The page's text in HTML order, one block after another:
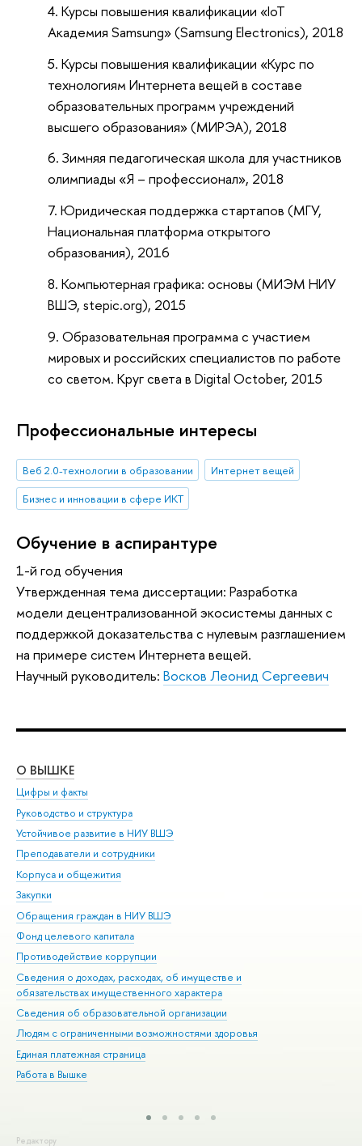
Курсы повышения квалификации «IoT
Академия Samsung» (Samsung Electronics), 2018
Курсы повышения квалификации «Курс по
технологиям Интернета вещей в составе
образовательных программ учреждений
высшего образования» (МИРЭА), 2018
Зимняя педагогическая школа для участников
олимпиады «Я – профессионал», 2018
Юридическая поддержка стартапов (МГУ,
Национальная платформа открытого
образования), 2016
Компьютерная графика: основы (МИЭМ НИУ
ВШЭ, stepic.org), 2015
Образовательная программа с участием
мировых и российских специалистов по работе
со светом. Круг света в Digital October, 2015
Профессиональные интересы
Веб 2.0-технологии в образовании
Интернет вещей
Бизнес и инновации в сфере ИКТ
Обучение в аспирантуре
1-й год обучения
Утвержденная тема диссертации: Разработка
модели децентрализованной экосистемы данных с
поддержкой доказательства с нулевым разглашением
на примере систем Интернета вещей.
Научный руководитель: Восков Леонид Сергеевич
О ВЫШКЕ
Цифры и факты
Руководство и структура
Устойчивое развитие в НИУ ВШЭ
Преподаватели и сотрудники
Корпуса и общежития
Закупки
Обращения граждан в НИУ ВШЭ
Фонд целевого капитала
Противодействие коррупции
Сведения о доходах, расходах, об имуществе и
обязательствах имущественного характера
Сведения об образовательной организации
Людям с ограниченными возможностями здоровья
Единая платежная страница
Работа в Вышке
Редактору